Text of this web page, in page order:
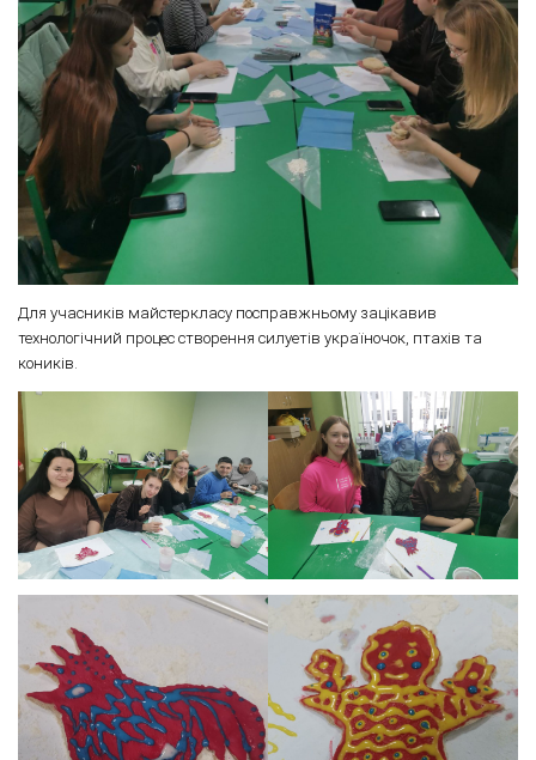
Для учасників майстеркласу посправжньому зацікавив
технологічний процес створення силуетів україночок, птахів та
коників.